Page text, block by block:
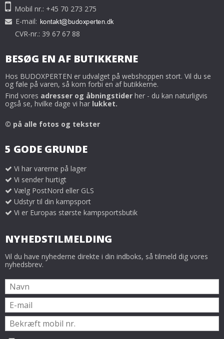
Mobil nr.: +45 70 273 275
E-mail:
CVR-nr.: 39 67 67 88
BESØG EN AF BUTIKKERNE
Hos BUDOXPERTEN er udvalget på webshoppen stort. Vil du se
og føle på varen, så kom forbi en af butikkerne.
Find vores adresser og åbningstider her - du kan naturligvis
også se, hvilke dage vi har lukket.
© på alle fotos og tekster
5 GODE GRUNDE
Vi har varerne på lager
Vi sender hurtigt
Vælg PostNord eller GLS
Udstyr til din kampsport
Vi er Europas største kampsportsbutik
NYHEDSTILMELDING
Vil du have nyhederne direkte i din indboks, så tilmeld dig vores
nyhedsbrev.